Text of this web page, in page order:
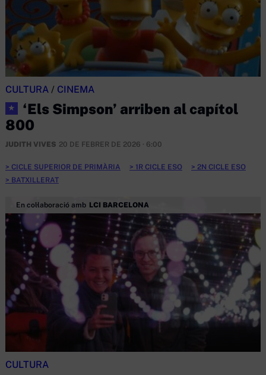
CULTURA / CINEMA
★
‘Els Simpson’ arriben al capítol
800
JUDITH VIVES 20 DE FEBRER DE 2026 · 6:00
CICLE SUPERIOR DE PRIMÀRIA 1R CICLE ESO
2N CICLE ESO
BATXILLERAT
En col·laboració amb LCI BARCELONA
CULTURA